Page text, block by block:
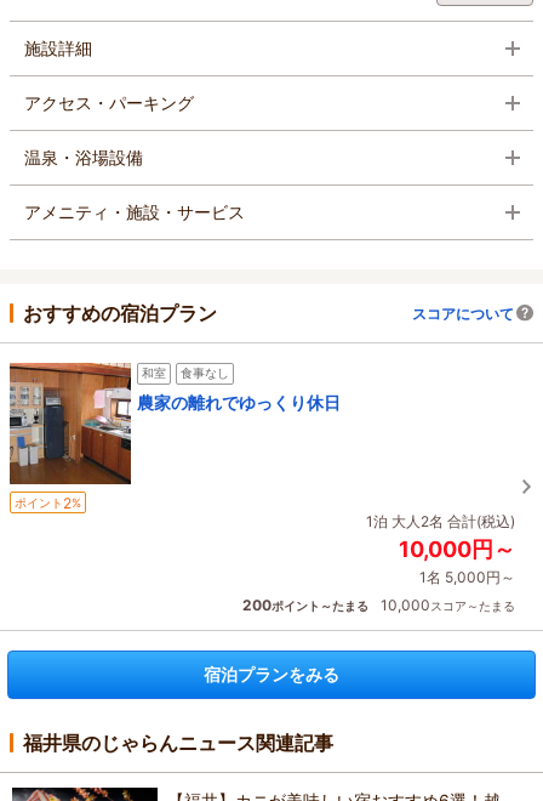
施設詳細
アクセス・パーキング
温泉・浴場設備
アメニティ・施設・サービス
おすすめの宿泊プラン スコアについて
和室 食事なし
農家の離れでゆっくり休日
ポイント 2%
1泊 大人2名 合計(税込)
10,000円～
1名 5,000円～
200ポイント～たまる 10,000スコア～たまる
宿泊プランをみる
福井県のじゃらんニュース関連記事